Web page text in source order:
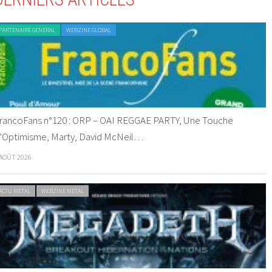
GENERAL WEBZINE GLOBAL
n°120 : ORP – OAI REGGAE PARTY, Une Touche
Marty, David McNeil…
2026
METAL WEBZINE METAL